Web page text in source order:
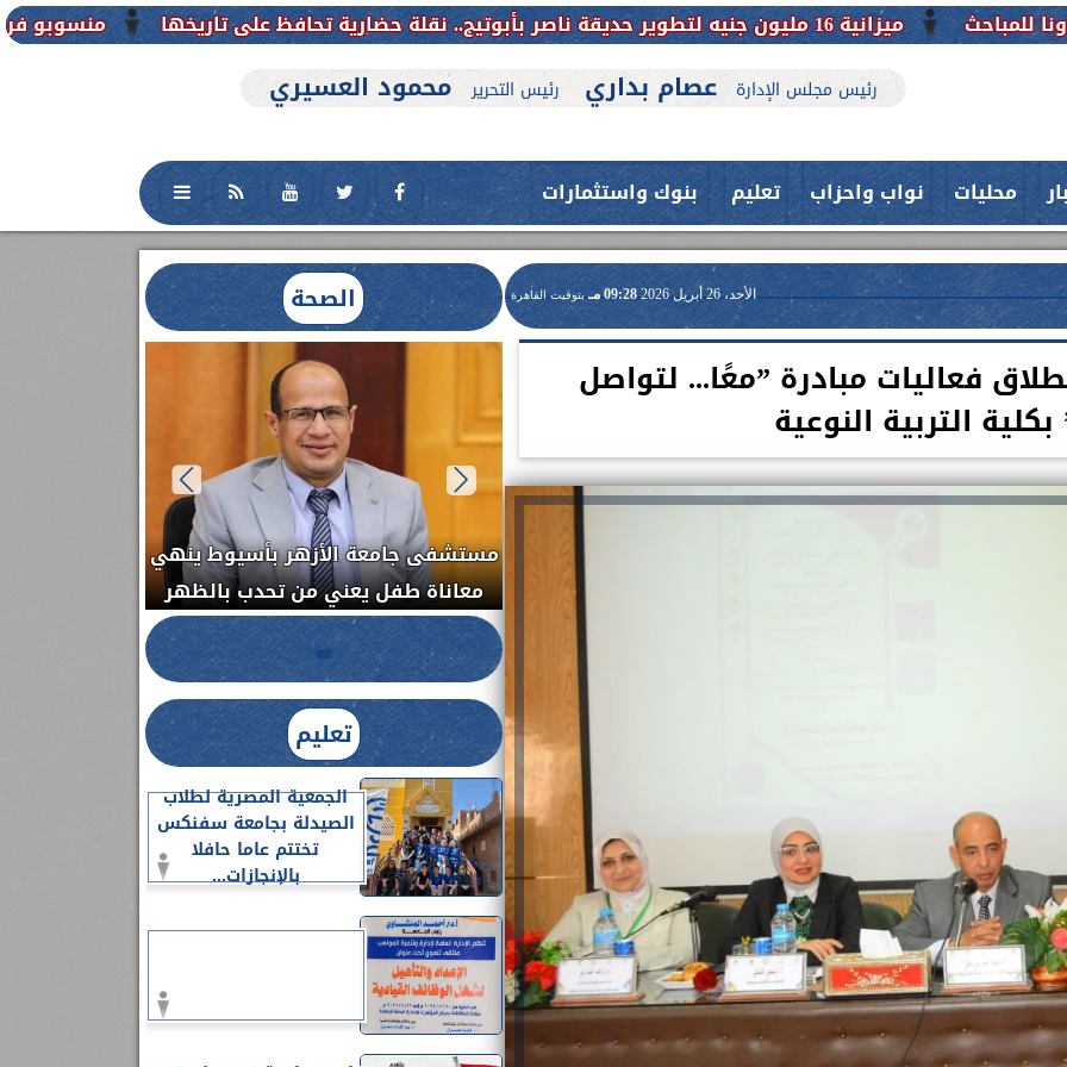
منسوبو فرع جامعة الأزهر للوجه
رئيس مجلس الإدارة عصام بداري رئيس التحرير محمود العسيري
محليات نواب واحزاب تعليم بنوك واستثمارات
الأحد، 26 أبريل 2026 09:28 مـ بتوقيت القاهرة
فعاليات مبادرة ”معًا... لتواصل
التربية النوعية
الصحة
العلاج الحر بمنفلوط بالتعاون مع هيئة
الدواء المصرية يشن حملة رقابية مكبرة
لضبط المنشآت الطبية المخالفة.....
حدث بمستشفيات جامعة اسيوط....
فريق طبي بقسم الأنف والأذن
والحنجرة ينجح في استئصال ورم خبيث
اعلن الدكتور طارق على ، القائم بأعمال
تعليم
الجمعية المصرية لطلاب
الصيدلة بجامعة سفنكس
تختتم عاما حافلا
بالإنجازات...